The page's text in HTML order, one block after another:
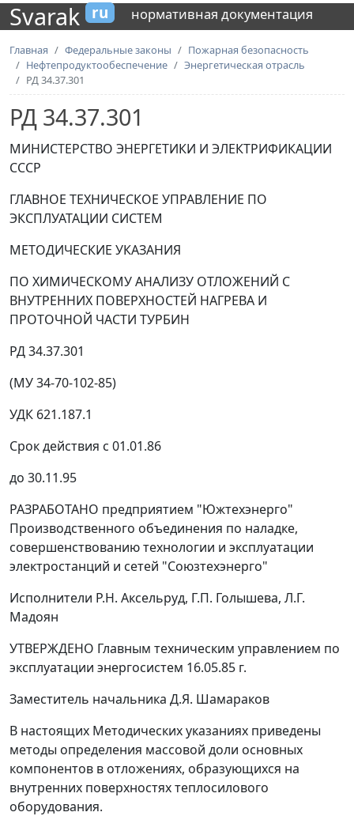
Svarak ru нормативная документация
Главная Федеральные законы
Пожарная безопасность
Нефтепродуктообеспечение
Энергетическая отрасль
РД 34.37.301
РД 34.37.301
МИНИСТЕРСТВО ЭНЕРГЕТИКИ И ЭЛЕКТРИФИКАЦИИ
СССР
ГЛАВНОЕ ТЕХНИЧЕСКОЕ УПРАВЛЕНИЕ ПО
ЭКСПЛУАТАЦИИ СИСТЕМ
МЕТОДИЧЕСКИЕ УКАЗАНИЯ
ПО ХИМИЧЕСКОМУ АНАЛИЗУ ОТЛОЖЕНИЙ С
ВНУТРЕННИХ ПОВЕРХНОСТЕЙ НАГРЕВА И
ПРОТОЧНОЙ ЧАСТИ ТУРБИН
РД 34.37.301
(МУ 34-70-102-85)
УДК 621.187.1
Срок действия с 01.01.86
до 30.11.95
РАЗРАБОТАНО предприятием "Южтехэнерго"
Производственного объединения по наладке,
совершенствованию технологии и эксплуатации
электростанций и сетей "Союзтехэнерго"
Исполнители Р.Н. Аксельруд, Г.П. Голышева, Л.Г.
Мадоян
УТВЕРЖДЕНО Главным техническим управлением по
эксплуатации энергосистем 16.05.85 г.
Заместитель начальника Д.Я. Шамараков
В настоящих Методических указаниях приведены
методы определения массовой доли основных
компонентов в отложениях, образующихся на
внутренних поверхностях теплосилового
оборудования.